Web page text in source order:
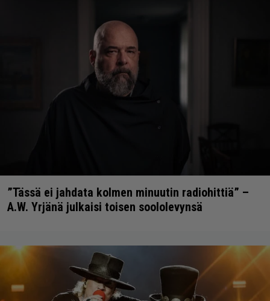
”Tässä ei jahdata kolmen minuutin radiohittiä” –
A.W. Yrjänä julkaisi toisen soololevynsä